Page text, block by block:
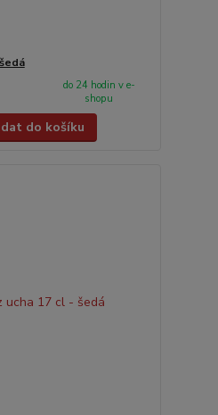
do 24 hodin v e-
shopu
do košíku